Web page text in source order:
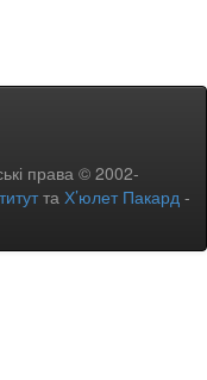
права © 2002-
та Х’юлет Пакард -